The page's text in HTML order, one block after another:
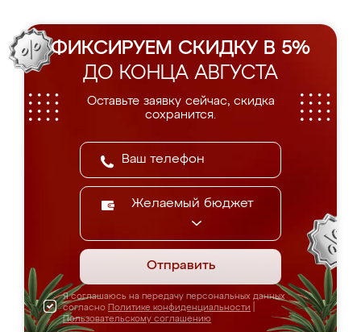
ФИКСИРУЕМ СКИДКУ В 5%
ДО КОНЦА АВГУСТА
Оставьте заявку сейчас, скидка
сохранится.
Желаемый бюджет
Отправить
Я соглашаюсь на передачу персональных данных
согласно Политике конфиденциальности
Пользовательскому соглашению